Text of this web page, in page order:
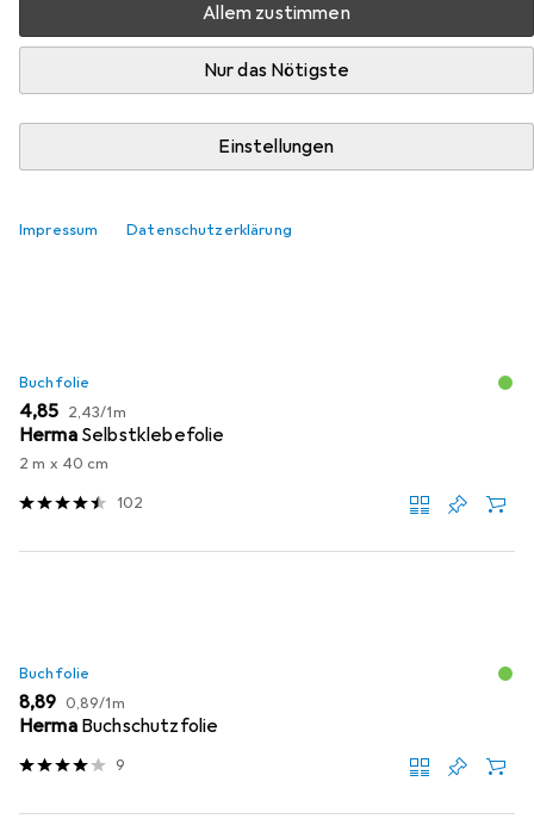
Allem zustimmen
Nur das Nötigste
Einstellungen
Impressum Datenschutzerklärung
Hier findest du passendes Zubehör zum Produkt Gar alles
oder Briefe an eine unbekannte Geliebte aus den
Kategorien Buchfolie und Schreibtisch Accessoire.
Schreibtisch Accessoire
Relevanz
Buchfolie
EUR
4,85 EUR
2,43/1m
Herma Selbstklebefolie
2 m x 40 cm
102
Buchfolie
EUR
8,89 EUR
0,89/1m
Herma Buchschutzfolie
9